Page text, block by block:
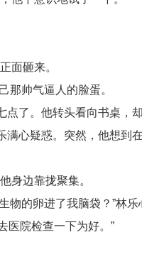
面砸来。
那帅气逼人的脸蛋。
了。他转头看向书桌，
满心疑惑。突然，他想到
身边靠拢聚集。
的卵进了我脑袋？”林
医院检查一下为好。”